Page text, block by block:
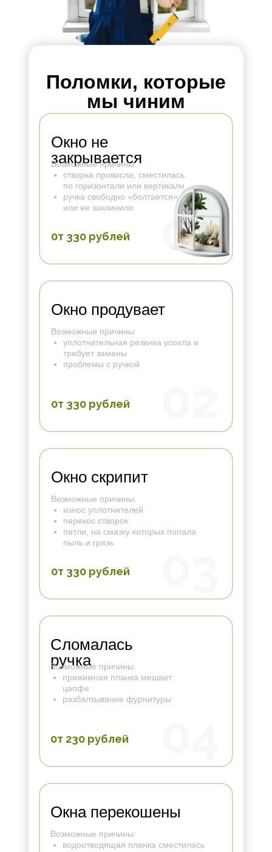
Окно не
закрывается
Возможные причины:
створка провисла, сместилась
по горизонтали или вертикали
ручка свободно «болтается»
или ее заклинило
0т 330 рублей
Окно продувает
Возможные причины:
уплотнительная резинка усохла и
требует замены
проблемы с ручкой
0т 330 рублей
Окно скрипит
01
Возможные причины:
износ уплотнителей
перекос створок
петли, на смазку которых попала
пыль и грязь
0т 330 рублей
Сломалась
ручка
Возможные причины:
прижимная планка мешает
цапфе
разбалтывание фурнитуры
0т 230 рублей
Окна перекошены
Возможные причины:
водоотводящая планка сместилась
Поломки, которые
мы чиним